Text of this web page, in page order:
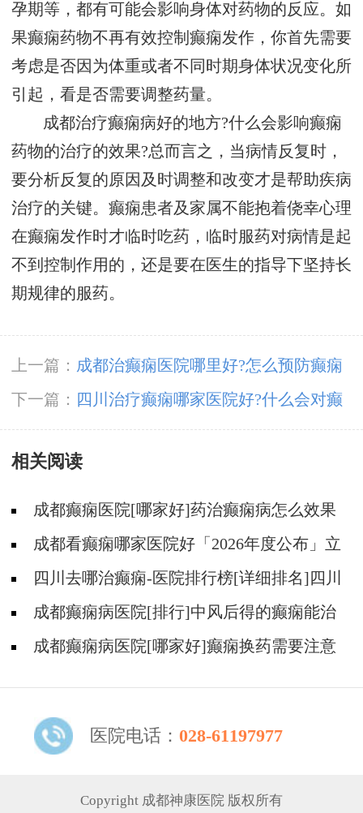
孕期等，都有可能会影响身体对药物的反应。如
果癫痫药物不再有效控制癫痫发作，你首先需要
考虑是否因为体重或者不同时期身体状况变化所
引起，看是否需要调整药量。
成都治疗癫痫病好的地方?什么会影响癫痫
药物的治疗的效果?总而言之，当病情反复时，
要分析反复的原因及时调整和改变才是帮助疾病
治疗的关键。癫痫患者及家属不能抱着侥幸心理
在癫痫发作时才临时吃药，临时服药对病情是起
不到控制作用的，还是要在医生的指导下坚持长
期规律的服药。
上一篇： 成都治癫痫医院哪里好?怎么预防癫痫
发作好?
下一篇：
四川治疗癫痫哪家医院好?什么会对癫
痫药物治疗产生影响?
相关阅读
成都癫痫医院[哪家好]药治癫痫病怎么效果
好?成都看癫痫哪家医院好「2026年度公布」立
冬后癫痫病人应多注意什么?
四川去哪治癫痫-医院排行榜[详细排名]四川
哪儿能有效治疗癫痫?
成都癫痫病医院[排行]中风后得的癫痫能治
吗
成都癫痫病医院[哪家好]癫痫换药需要注意
医院电话： 028-61197977
Copyright 成都神康医院 版权所有